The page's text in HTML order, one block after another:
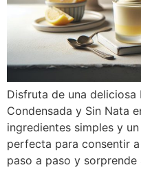
Disfruta de una deliciosa
Condensada y Sin Nata
ingredientes simples y
perfecta para consentir
paso a paso y sorprende